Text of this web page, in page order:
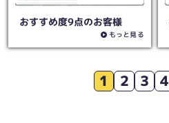
おすすめ度9点のお客様
もっと見る
1 2 3 4